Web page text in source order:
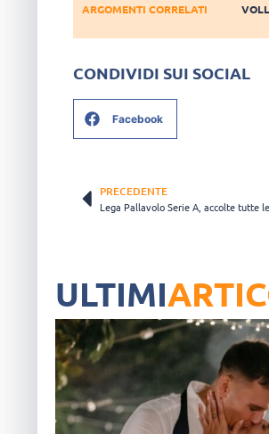
ARGOMENTI CORRELATI
CONDIVIDI SUI SOCIAL
Facebook
PRECEDENTE
ULTIMI